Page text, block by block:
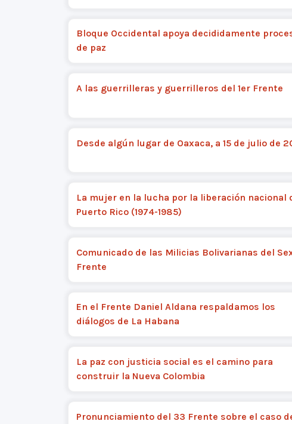
Bloque Occidental apoya decididamente
de paz
A las guerrilleras y guerrilleros del 1er Frente
Desde algún lugar de Oaxaca, a 15 de julio de
La mujer en la lucha por la liberación nacional
Puerto Rico (1974-1985)
Comunicado de las Milicias Bolivarianas del
Frente
En el Frente Daniel Aldana respaldamos los
diálogos de La Habana
La paz con justicia social es el camino para
construir la Nueva Colombia
Pronunciamiento del 33 Frente sobre el caso